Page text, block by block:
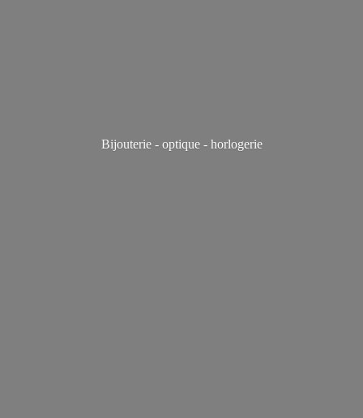
Bijouterie - optique - horlogerie